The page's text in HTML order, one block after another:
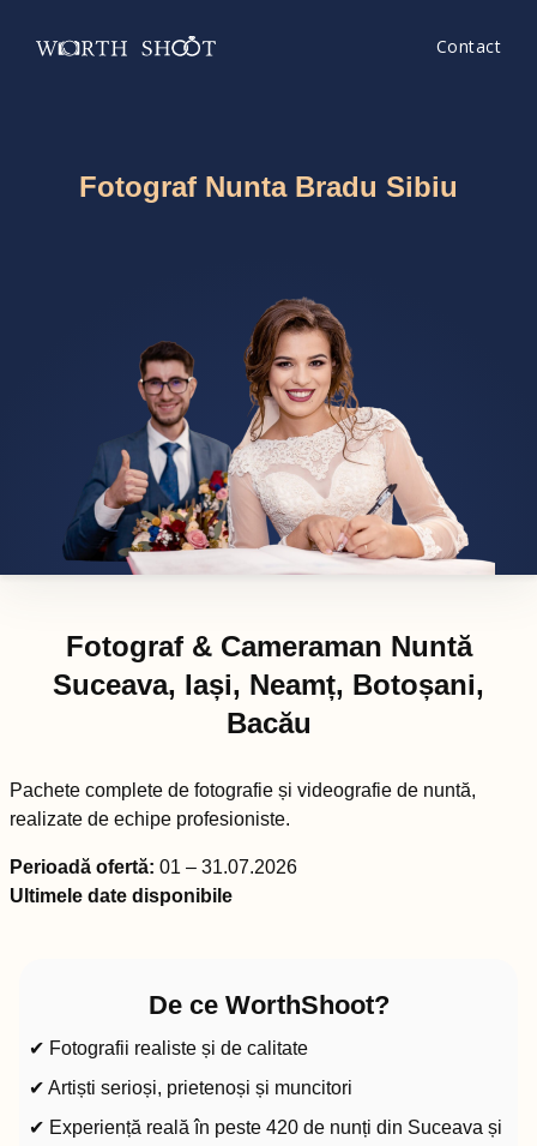
Contact
Fotograf Nunta Bradu Sibiu
Fotograf & Cameraman Nuntă
Suceava, Iași, Neamț, Botoșani,
Bacău
Pachete complete de fotografie și videografie de nuntă,
realizate de echipe profesioniste.
Perioadă ofertă: 01 – 31.07.2026
Ultimele date disponibile
De ce WorthShoot?
✔ Fotografii realiste și de calitate
✔ Artiști serioși, prietenoși și muncitori
✔ Experiență reală în peste 420 de nunți din Suceava și